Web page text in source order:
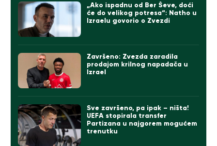
„Ako ispadnu od Ber Ševe, doći
će do velikog potresa“: Natho u
Izraelu govorio o Zvezdi
Završeno: Zvezda zaradila
prodajom krilnog napadača u
Izrael
Sve završeno, pa ipak – ništa!
UEFA stopirala transfer
Partizana u najgorem mogućem
trenutku